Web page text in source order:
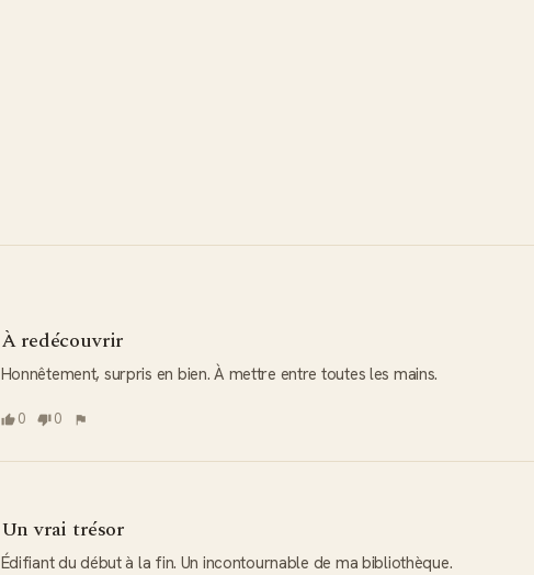
À redécouvrir
Honnêtement, surpris en bien. À mettre entre toutes les mains.
0 0
Un vrai trésor
Édifiant du début à la fin. Un incontournable de ma bibliothèque.